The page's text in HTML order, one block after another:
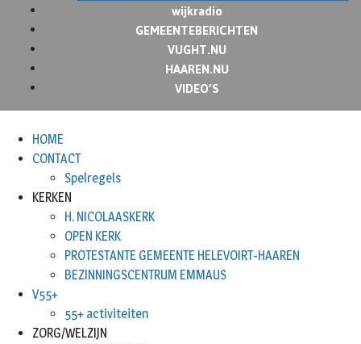
wijkradio
GEMEENTEBERICHTEN
VUGHT.NU
HAAREN.NU
VIDEO’S
HOME
CONTACT
Spelregels
KERKEN
H. NICOLAASKERK
OPEN KERK
PROTESTANTE GEMEENTE HELEVOIRT-HAAREN
BEZINNINGSCENTRUM EMMAUS
V55+
55+ activiteiten
ZORG/WELZIJN